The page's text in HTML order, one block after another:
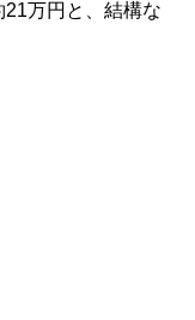
万円と、結構な